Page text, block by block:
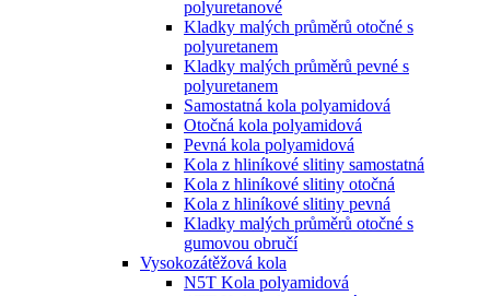
polyuretanové
Kladky malých průměrů otočné s
polyuretanem
Kladky malých průměrů pevné s
polyuretanem
Samostatná kola polyamidová
Otočná kola polyamidová
Pevná kola polyamidová
Kola z hliníkové slitiny samostatná
Kola z hliníkové slitiny otočná
Kola z hliníkové slitiny pevná
Kladky malých průměrů otočné s
gumovou obručí
Vysokozátěžová kola
N5T Kola polyamidová